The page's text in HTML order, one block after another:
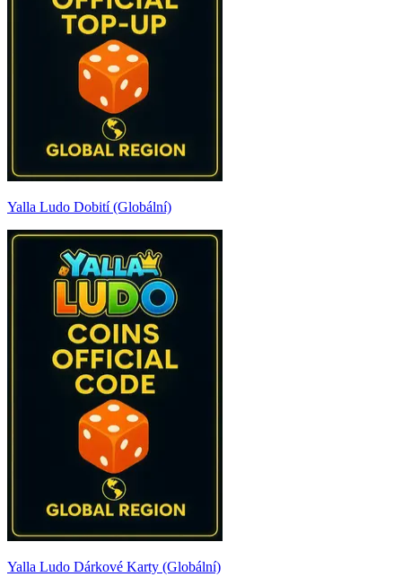
Yalla Ludo Dobití (Globální)
Yalla Ludo Dárkové Karty (Globální)